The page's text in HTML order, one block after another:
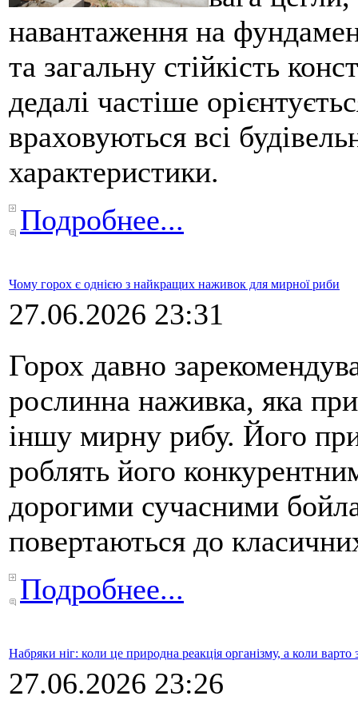
навантаження на
та загальну стійкість
дедалі частіше
враховуються всі
характеристики.
Подробнее...
Чому горох є однією з найкращих наживок для мирної риби
27.06.2026 23:31
Горох давно
рослинна наживка, яка
іншу мирну рибу. Його
роблять його
дорогими сучасними
повертаються до
Подробнее...
Набряки ніг: коли це природна реакція організму, а коли варто
27.06.2026 23:26